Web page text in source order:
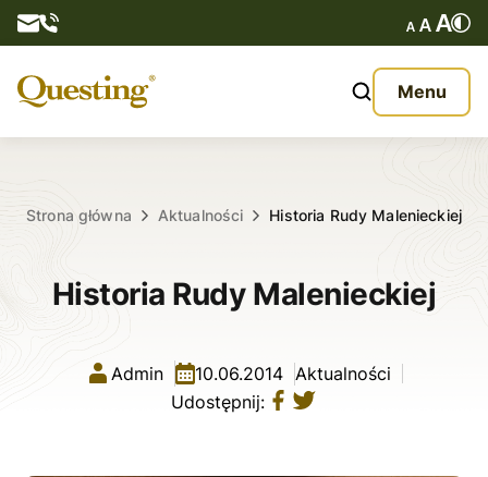
Menu
O nas
Strona główna Aktualności Historia Rudy Malenieckiej
Historia Rudy Malenieckiej
Admin 10.06.2014 Aktualności
Udostępnij: